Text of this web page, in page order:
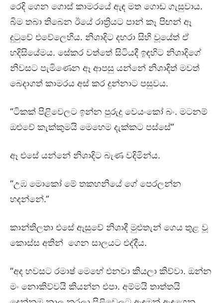
රෙදි ගෙන ගොස් කාමරයේ ඇඳ මත ගොඩ ගැසුවාය.
බිම තබා තිබෙන ඊයේ රාත්‍රියට පාන් කෑ පිඟන් ඈ
දුටුවේ එවේලෙහිය. නිශාදිට දහරා සිහි වූයේත් ඒ
හදිසියේමය. සේකර වත්තේ සිටියදී ඉඳහිට නිශාදිගේ
නිවසට පැමිණෙන ඈ ආපසු යන්නේ නිශාදිත් මවත්
බෙදාගත් කාමරය අස් කර දුන්නාට පසුවය.
“ටිකක් පිළිවෙලට ඉන්න පුරුදු වෙයංකෝ බං. මටනම්
ඔළුවේ කැක්කුමයි මෙහෙම දැක්කට පස්සේ”
ඈ එසේ යන්නේ නිශාදිට බැණ වදිමින්ය.
“උඹ මොකෝ මේ තකහනියේ ගේ පෙරලන්න
හදන්නේ.”
කාන්තිලතා එසේ ඇසුවේ නිශාදී මුළුතැන් ගෙය තුළ වූ
කොස්ස අතින් ගෙන සාලයට එද්දීය.
“අද හවසට රමාෂ් මෙහේ එනවා කියලා කිව්වා. ඔන්න
මං නොකිව්වයි කියන්න එපා. අම්මයි තාත්තයි